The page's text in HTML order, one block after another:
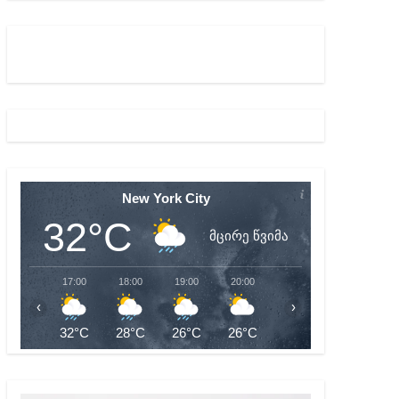
New York City
32°C მცირე წვიმა
17:00
32°C
18:00
28°C
19:00
26°C
20:00
26°C
21:00
26°C
‹ ›